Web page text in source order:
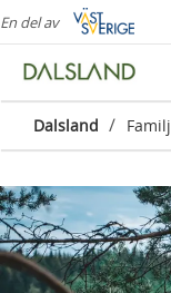
En del av
Dalsland / Familj